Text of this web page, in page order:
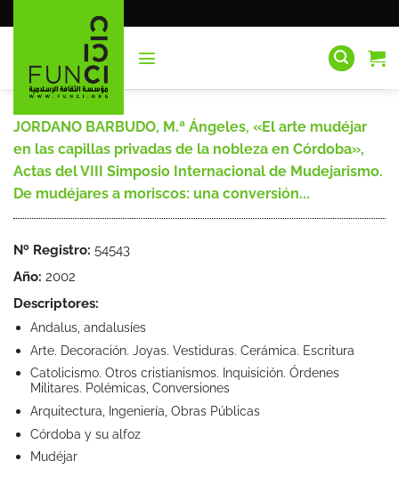
al
JORDANO BARBUDO, M.ª Ángeles, «El arte mudéjar
en las capillas privadas de la nobleza en Córdoba»,
Actas del VIII Simposio Internacional de Mudejarismo.
De mudéjares a moriscos: una conversión...
Nº Registro: 54543
Año: 2002
Descriptores:
Andalus, andalusíes
Arte. Decoración. Joyas. Vestiduras. Cerámica. Escritura
Catolicismo. Otros cristianismos. Inquisición. Órdenes
Militares. Polémicas, Conversiones
Arquitectura, Ingeniería, Obras Públicas
Córdoba y su alfoz
Mudéjar